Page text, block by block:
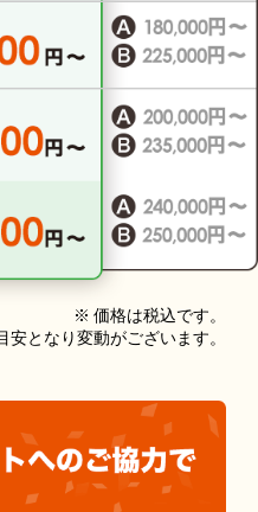
※ 価格は税込です。
安となり変動がございます。